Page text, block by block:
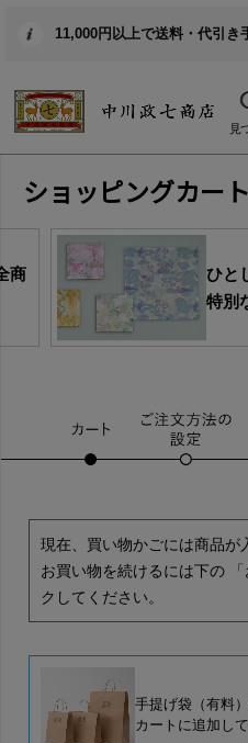
11,000円以上で送料・代引き
見
ショッピングカート
商
ひと
特別
現在、買い物かごには商品が
お買い物を続けるには下の
クしてください。
手提げ袋（有料
カートに追加し